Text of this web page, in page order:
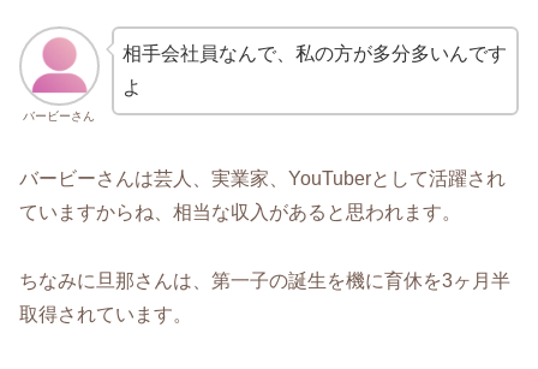
バービーさん
相手会社員なんで、私の方が多分多いんです
よ
バービーさんは芸人、実業家、YouTuberとして活躍され
ていますからね、相当な収入があると思われます。
ちなみに旦那さんは、第一子の誕生を機に育休を3ヶ月半
取得されています。